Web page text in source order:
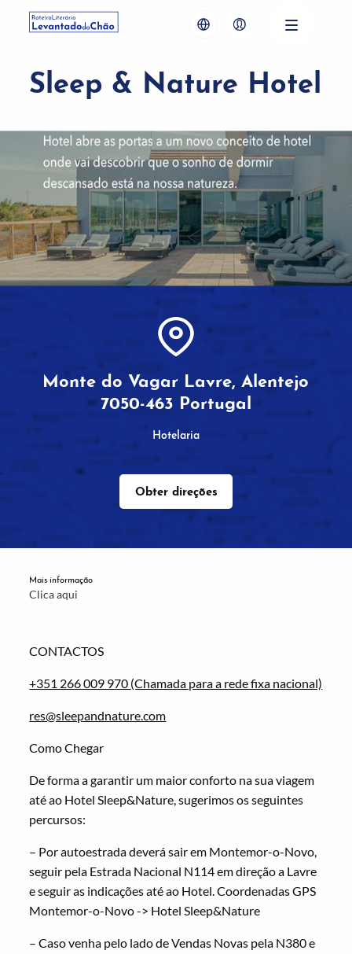
Sleep & Nature Hotel
Monte do Vagar Lavre, Alentejo
7050-463 Portugal
Hotelaria
Obter direções
Mais informação
Clica aqui
CONTACTOS
+351 266 009 970 (Chamada para a rede fixa nacional)
res@sleepandnature.com
Como Chegar
De forma a garantir um maior conforto na sua viagem
até ao Hotel Sleep&Nature, sugerimos os seguintes
percursos:
– Por autoestrada deverá sair em Montemor-o-Novo,
seguir pela Estrada Nacional N114 em direção a Lavre
e seguir as indicações até ao Hotel. Coordenadas GPS
Montemor-o-Novo -> Hotel Sleep&Nature
– Caso venha pelo lado de Vendas Novas pela N380 e